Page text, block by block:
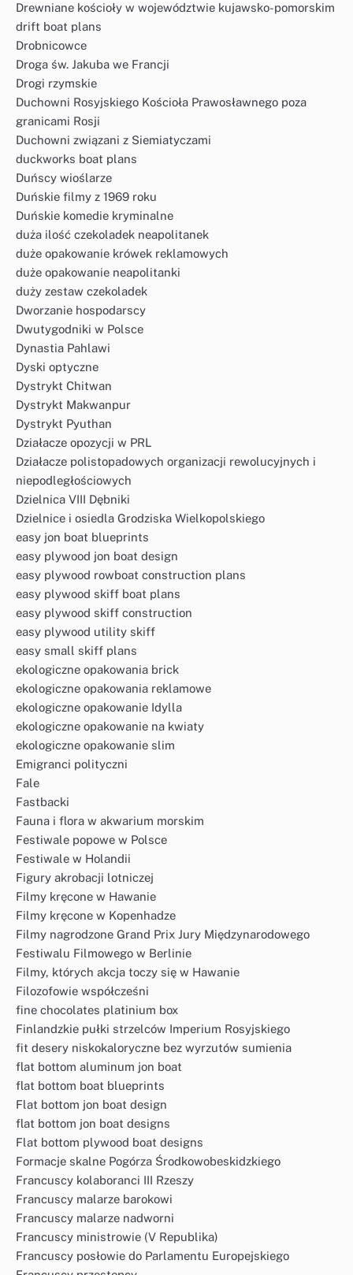
Drewniane kościoły w województwie kujawsko-pomorskim
drift boat plans
Drobnicowce
Droga św. Jakuba we Francji
Drogi rzymskie
Duchowni Rosyjskiego Kościoła Prawosławnego poza
granicami Rosji
Duchowni związani z Siemiatyczami
duckworks boat plans
Duńscy wioślarze
Duńskie filmy z 1969 roku
Duńskie komedie kryminalne
duża ilość czekoladek neapolitanek
duże opakowanie krówek reklamowych
duże opakowanie neapolitanki
duży zestaw czekoladek
Dworzanie hospodarscy
Dwutygodniki w Polsce
Dynastia Pahlawi
Dyski optyczne
Dystrykt Chitwan
Dystrykt Makwanpur
Dystrykt Pyuthan
Działacze opozycji w PRL
Działacze polistopadowych organizacji rewolucyjnych i
niepodległościowych
Dzielnica VIII Dębniki
Dzielnice i osiedla Grodziska Wielkopolskiego
easy jon boat blueprints
easy plywood jon boat design
easy plywood rowboat construction plans
easy plywood skiff boat plans
easy plywood skiff construction
easy plywood utility skiff
easy small skiff plans
ekologiczne opakowania brick
ekologiczne opakowania reklamowe
ekologiczne opakowanie Idylla
ekologiczne opakowanie na kwiaty
ekologiczne opakowanie slim
Emigranci polityczni
Fale
Fastbacki
Fauna i flora w akwarium morskim
Festiwale popowe w Polsce
Festiwale w Holandii
Figury akrobacji lotniczej
Filmy kręcone w Hawanie
Filmy kręcone w Kopenhadze
Filmy nagrodzone Grand Prix Jury Międzynarodowego
Festiwalu Filmowego w Berlinie
Filmy, których akcja toczy się w Hawanie
Filozofowie współcześni
fine chocolates platinium box
Finlandzkie pułki strzelców Imperium Rosyjskiego
fit desery niskokaloryczne bez wyrzutów sumienia
flat bottom aluminum jon boat
flat bottom boat blueprints
Flat bottom jon boat design
flat bottom jon boat designs
Flat bottom plywood boat designs
Formacje skalne Pogórza Środkowobeskidzkiego
Francuscy kolaboranci III Rzeszy
Francuscy malarze barokowi
Francuscy malarze nadworni
Francuscy ministrowie (V Republika)
Francuscy posłowie do Parlamentu Europejskiego